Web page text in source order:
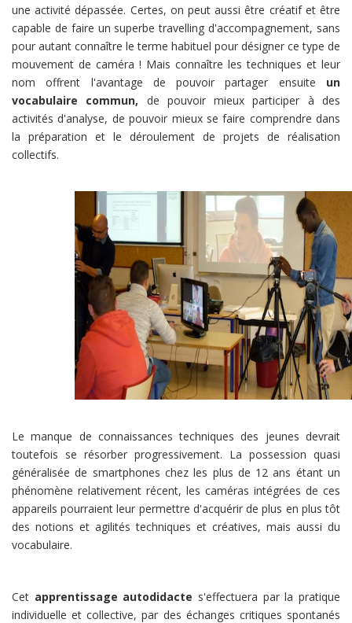
une activité dépassée. Certes, on peut aussi être créatif et être
capable de faire un superbe travelling d'accompagnement, sans
pour autant connaître le terme habituel pour désigner ce type de
mouvement de caméra ! Mais connaître les techniques et leur
nom offrent l'avantage de pouvoir partager ensuite un
vocabulaire commun, de pouvoir mieux participer à des
activités d'analyse, de pouvoir mieux se faire comprendre dans
la préparation et le déroulement de projets de réalisation
collectifs.
Le manque de connaissances techniques des jeunes devrait
toutefois se résorber progressivement. La possession quasi
généralisée de smartphones chez les plus de 12 ans étant un
phénomène relativement récent, les caméras intégrées de ces
appareils pourraient leur permettre d'acquérir de plus en plus tôt
des notions et agilités techniques et créatives, mais aussi du
vocabulaire.
Cet apprentissage autodidacte s'effectuera par la pratique
individuelle et collective, par des échanges critiques spontanés